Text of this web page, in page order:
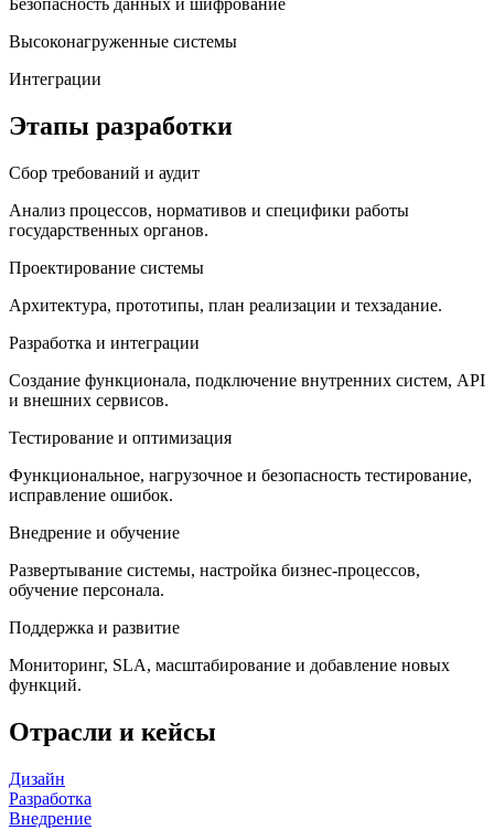
Безопасность данных и шифрование
Высоконагруженные системы
Интеграции
Этапы разработки
Сбор требований и аудит
Анализ процессов, нормативов и специфики работы
государственных органов.
Проектирование системы
Архитектура, прототипы, план реализации и техзадание.
Разработка и интеграции
Создание функционала, подключение внутренних систем, API
и внешних сервисов.
Тестирование и оптимизация
Функциональное, нагрузочное и безопасность тестирование,
исправление ошибок.
Внедрение и обучение
Развертывание системы, настройка бизнес-процессов,
обучение персонала.
Поддержка и развитие
Мониторинг, SLA, масштабирование и добавление новых
функций.
Отрасли и кейсы
Дизайн
Разработка
Внедрение